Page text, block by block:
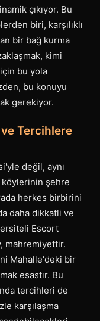
çıkıyor. Bu
biri, karşılıklı
bir bağ kurma
kimi
bu yola
bu konuyu
gerekiyor.
Tercihlere
değil, aynı
köylerinin şehre
herkes birbirini
daha dikkatli ve
Escort
mahremiyettir.
Mahalle'deki bir
esastır. Bu
tercihleri de
karşılaşma